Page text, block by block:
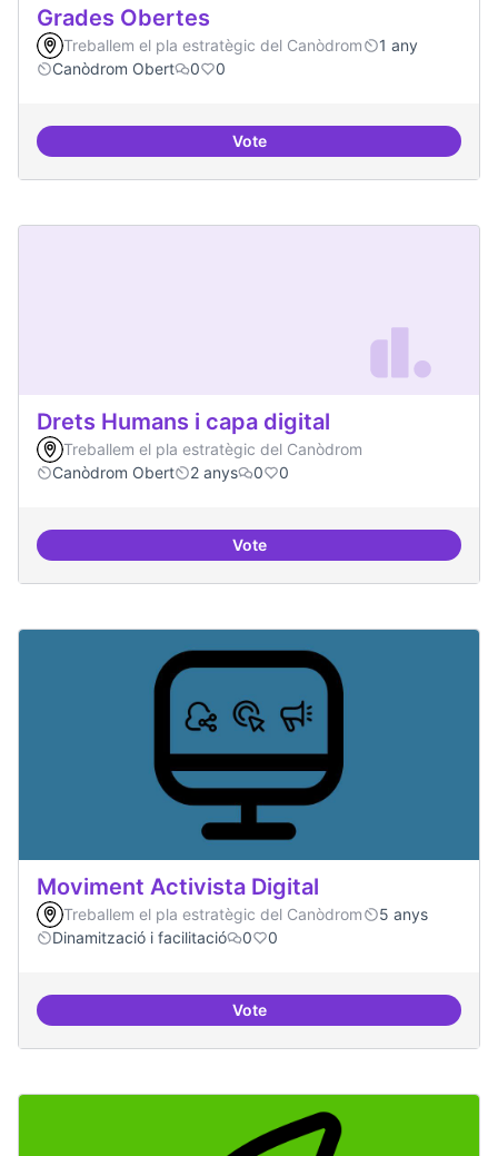
Grades Obertes
Treballem el pla estratègic del Canòdrom
1 any
Canòdrom Obert
0 0
VoteGrades Obertes
Drets Humans i capa digital
Treballem el pla estratègic del Canòdrom
Canòdrom Obert
2 anys 0 0
VoteDrets Humans i capa digital
Moviment Activista Digital
Treballem el pla estratègic del Canòdrom
5 anys
Dinamització i facilitació
0 0
VoteMoviment Activista Digital